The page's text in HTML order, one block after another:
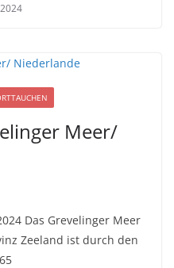
Meer/
Das Grevelinger Meer
Zeeland ist durch den